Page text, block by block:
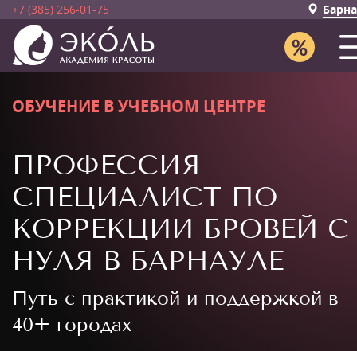
+7 (385) 256-01-75
ОБУЧЕНИЕ В УЧЕБНОМ ЦЕНТРЕ
ПРОФЕССИЯ
СПЕЦИАЛИСТ ПО
КОРРЕКЦИИ БРОВЕЙ С
НУЛЯ В БАРНАУЛЕ
Путь с практикой и поддержкой в
40+ городах